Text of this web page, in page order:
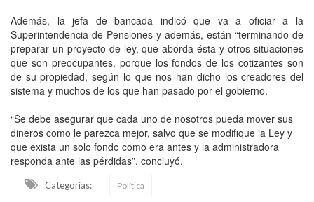
Además, la jefa de bancada indicó que va a oficiar a la
Superintendencia de Pensiones y además, están “terminando de
preparar un proyecto de ley, que aborda ésta y otros situaciones
que son preocupantes, porque los fondos de los cotizantes son
de su propiedad, según lo que nos han dicho los creadores del
sistema y muchos de los que han pasado por el gobierno.
“Se debe asegurar que cada uno de nosotros pueda mover sus
dineros como le parezca mejor, salvo que se modifique la Ley y
que exista un solo fondo como era antes y la administradora
responda ante las pérdidas”, concluyó.
Categorias: Política